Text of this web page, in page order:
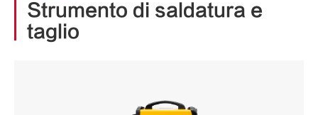
Strumento di saldatura e
taglio